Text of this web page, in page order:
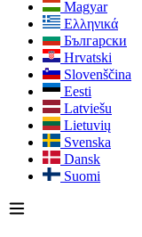
Magyar
Ελληνικά
Български
Hrvatski
Slovenščina
Eesti
Latviešu
Lietuvių
Svenska
Dansk
Suomi